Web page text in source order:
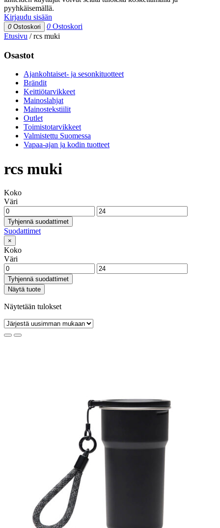
pyyhkäisemällä.
Kirjaudu sisään
0 Ostoskori 0 Ostoskori
Etusivu /rcs muki
Osastot
Ajankohtaiset- ja sesonkituotteet
Brändit
Keittiötarvikkeet
Mainoslahjat
Mainostekstiilit
Outlet
Toimistotarvikkeet
Valmistettu Suomessa
Vapaa-ajan ja kodin tuotteet
rcs muki
Koko
Väri
Tyhjennä suodattimet
Suodattimet
×
Koko
Väri
Tyhjennä suodattimet
Näytä tuote
Näytetään tulokset